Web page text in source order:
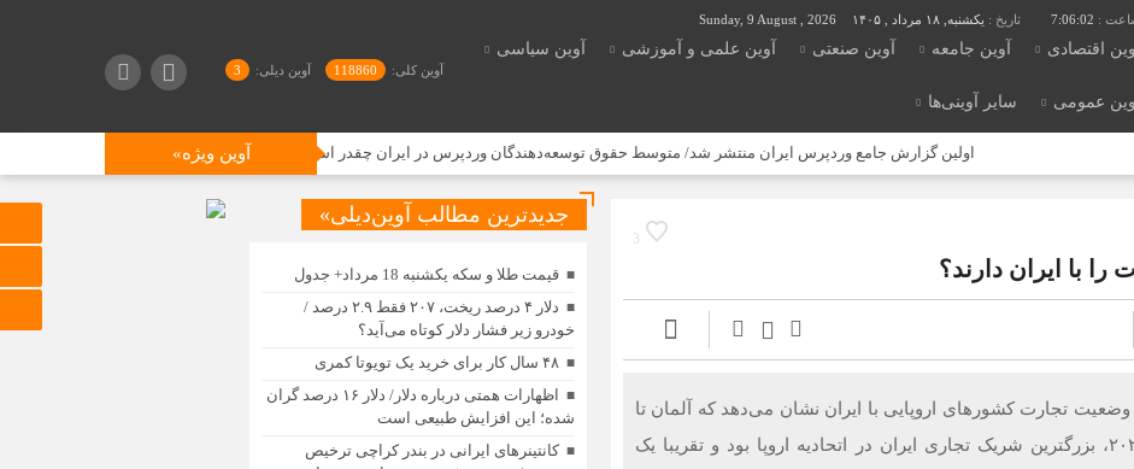
7:06:03 تاریخ : یکشنبه, ۱۸ مرداد , ۱۴۰۵ Sunday, 9 August , 2026
آوین اقتصادی آوین جامعه آوین صنعتی آوین علمی و آموزشی آوین سیاسی
آوین عمومی سایر آوینی‌ها
آوین کلی: 118860 آوین دیلی: 3
آوین ویژه» اولین گزارش جامع وردپرس ایران منتشر شد/ متوسط حقوق توسعه‌دهندگان وردپرس در ایران چقدر است؟ «ابوالفضل زمانی نژاد» سرپرست فرمانداری
3
با ایران دارند؟
تجارت کشور‌های اروپایی با ایران نشان می‌دهد که آلمان تا
سال ۲۰۲۴، بزرگترین شریک تجاری ایران در اتحادیه اروپا بود و تقریبا یک
جدیدترین مطالب آوین‌دیلی»
قیمت طلا و سکه یکشنبه 18 مرداد+ جدول
دلار ۴ درصد ریخت، ۲۰۷ فقط ۲.۹ درصد /
خودرو زیر فشار دلار کوتاه می‌آید؟
۴۸ سال کار برای خرید یک تویوتا کمری
اظهارات همتی درباره دلار/ دلار ۱۶ درصد گران
شده؛ این افزایش طبیعی است
کانتینرهای ایرانی در بندر کراچی ترخیص